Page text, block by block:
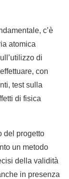
c’è
atomica
di
con
test sulla
di fisica
del progetto
un metodo
della validità
in presenza